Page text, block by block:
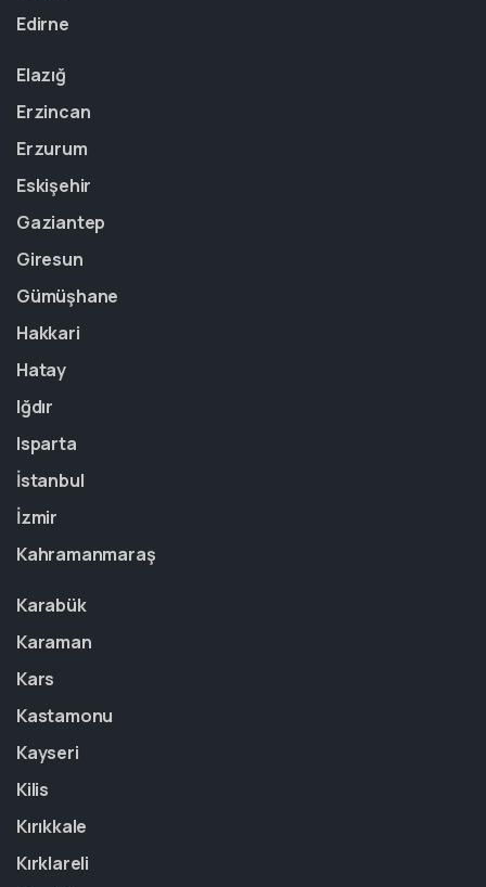
Edirne
Elazığ
Erzincan
Erzurum
Eskişehir
Gaziantep
Giresun
Gümüşhane
Hakkari
Hatay
Iğdır
Isparta
İstanbul
İzmir
Kahramanmaraş
Karabük
Karaman
Kars
Kastamonu
Kayseri
Kilis
Kırıkkale
Kırklareli